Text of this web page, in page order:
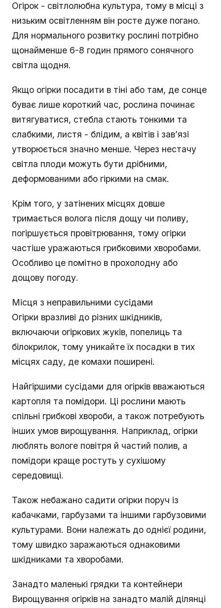
Огірок - світлолюбна культура, тому в місці з
низьким освітленням він росте дуже погано.
Для нормального розвитку рослині потрібно
щонайменше 6-8 годин прямого сонячного
світла щодня.
Якщо огірки посадити в тіні або там, де сонце
буває лише короткий час, рослина починає
витягуватися, стебла стають тонкими та
слабкими, листя - блідим, а квітів і зав’язі
утворюється значно менше. Через нестачу
світла плоди можуть бути дрібними,
деформованими або гіркими на смак.
Крім того, у затінених місцях довше
тримається волога після дощу чи поливу,
погіршується провітрювання, тому огірки
частіше уражаються грибковими хворобами.
Особливо це помітно в прохолодну або
дощову погоду.
Місця з неправильними сусідами
Огірки вразливі до різних шкідників,
включаючи огіркових жуків, попелиць та
білокрилок, тому уникайте їх посадки в тих
місцях саду, де комахи поширені.
Найгіршими сусідами для огірків вважаються
картопля та помідори. Ці рослини мають
спільні грибкові хвороби, а також потребують
інших умов вирощування. Наприклад, огірки
люблять вологе повітря й частий полив, а
помідори краще ростуть у сухішому
середовищі.
Також небажано садити огірки поруч із
кабачками, гарбузами та іншими гарбузовими
культурами. Вони належать до однієї родини,
тому швидко заражаються однаковими
шкідниками та хворобами.
Занадто маленькі грядки та контейнери
Вирощування огірків на занадто малій ділянці